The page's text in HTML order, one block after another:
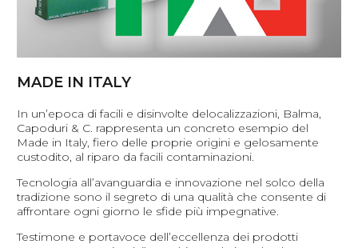
MADE IN ITALY
In un’epoca di facili e disinvolte delocalizzazioni, Balma,
Capoduri & C. rappresenta un concreto esempio del
Made in Italy, fiero delle proprie origini e gelosamente
custodito, al riparo da facili contaminazioni.
Tecnologia all’avanguardia e innovazione nel solco della
tradizione sono il segreto di una qualità che consente di
affrontare ogni giorno le sfide più impegnative.
Testimone e portavoce dell’eccellenza dei prodotti